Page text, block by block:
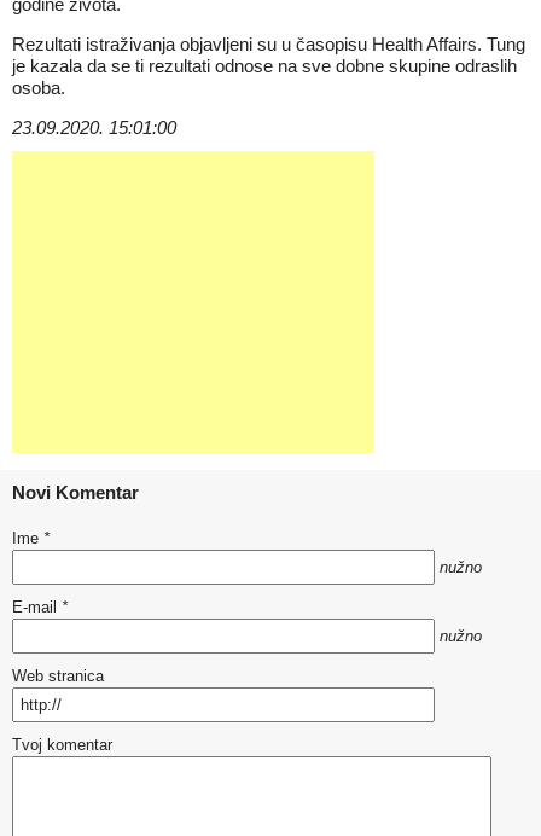
godine života.
Rezultati istraživanja objavljeni su u časopisu Health Affairs. Tung
je kazala da se ti rezultati odnose na sve dobne skupine odraslih
osoba.
23.09.2020. 15:01:00
Novi Komentar
Ime *
nužno
E-mail *
nužno
Web stranica
Tvoj komentar